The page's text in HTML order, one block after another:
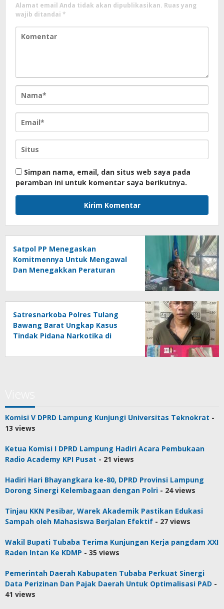
Alamat email Anda tidak akan dipublikasikan. Ruas yang
wajib ditandai *
Simpan nama, email, dan situs web saya pada
peramban ini untuk komentar saya berikutnya.
Satpol PP Menegaskan
Komitmennya Untuk Mengawal
Dan Menegakkan Peraturan
Satresnarkoba Polres Tulang
Bawang Barat Ungkap Kasus
Tindak Pidana Narkotika di
Komisi V DPRD Lampung Kunjungi Universitas Teknokrat -
13 views
Ketua Komisi I DPRD Lampung Hadiri Acara Pembukaan
Radio Academy KPI Pusat - 21 views
Hadiri Hari Bhayangkara ke-80, DPRD Provinsi Lampung
Dorong Sinergi Kelembagaan dengan Polri - 24 views
Tinjau KKN Pesibar, Warek Akademik Pastikan Edukasi
Sampah oleh Mahasiswa Berjalan Efektif - 27 views
Wakil Bupati Tubaba Terima Kunjungan Kerja pangdam XXI
Raden Intan Ke KDMP - 35 views
Pemerintah Daerah Kabupaten Tubaba Perkuat Sinergi
Data Perizinan Dan Pajak Daerah Untuk Optimalisasi PAD -
41 views